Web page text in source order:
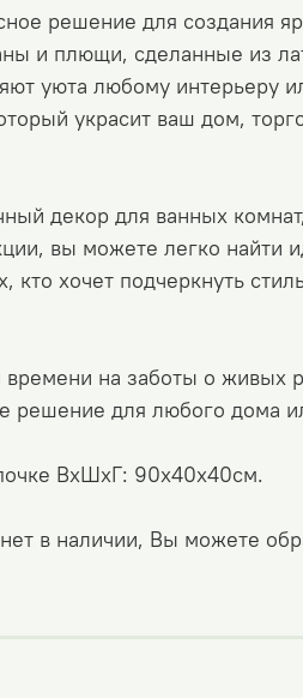
решение для создания
и плющи, сделанные из
уюта любому интерьеру
украсит ваш дом,
декор для ванных
вы можете легко найти
хочет подчеркнуть
времени на заботы о живых
решение для любого дома
ВхШхГ: 90х40х40см.
в наличии, Вы можете